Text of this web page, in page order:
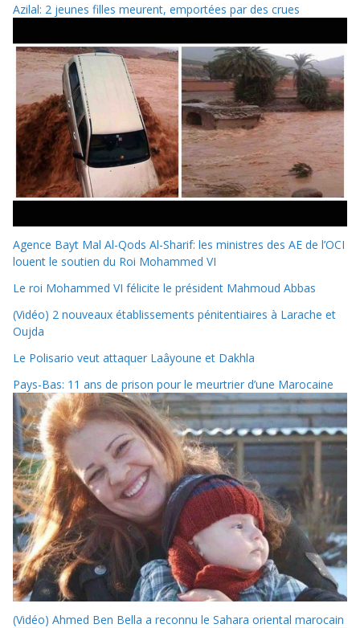
Azilal: 2 jeunes filles meurent, emportées par des crues
Agence Bayt Mal Al-Qods Al-Sharif: les ministres des AE de l’OCI
louent le soutien du Roi Mohammed VI
Le roi Mohammed VI félicite le président Mahmoud Abbas
(Vidéo) 2 nouveaux établissements pénitentiaires à Larache et
Oujda
Le Polisario veut attaquer Laâyoune et Dakhla
Pays-Bas: 11 ans de prison pour le meurtrier d’une Marocaine
(Vidéo) Ahmed Ben Bella a reconnu le Sahara oriental marocain